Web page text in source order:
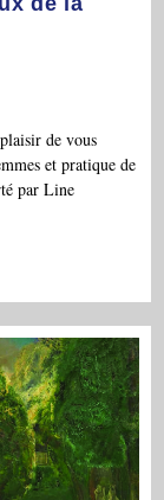
de vous
et pratique de
par Line